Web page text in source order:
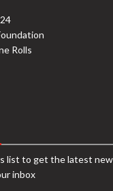
Rolls
list to get the latest
inbox